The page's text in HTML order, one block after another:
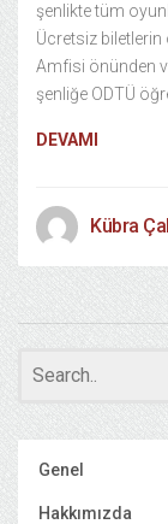
şenlikte tüm
Ücretsiz biletlerin
Amfisi önünden
şenliğe ODTÜ
DEVAMI
Kübra
Genel
Hakkımızda